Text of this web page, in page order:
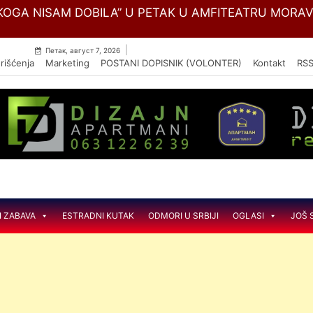
Skip
NISAM DOBILA” U PETAK U AMFITEATRU
Петак, август 7, 2026
Marketing POSTANI DOPISNIK (VOLONTER) Kontakt RSS
ZABAVA ESTRADNI KUTAK ODMORI U SRBIJI OGLASI JOŠ